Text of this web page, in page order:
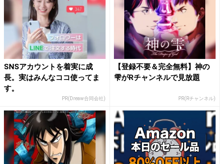
SNSアカウントを着実に成
長。実はみんなココ使ってま
す。
PR(Dreaw合同会社)
【登録不要＆完全無料】神の
雫がRチャンネルで見放題
PR(Rチャンネル)